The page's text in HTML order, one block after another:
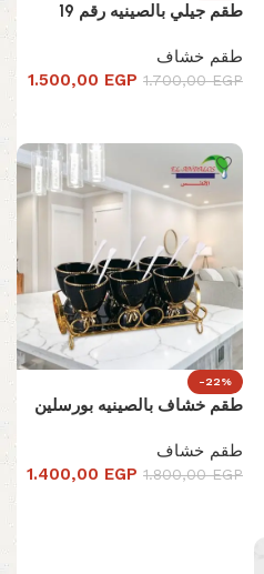
طقم جيلي بالصينيه رقم 19
طقم خشاف
1.700,00EGP
1.500,00 EGP
-22%
طقم خشاف بالصينيه بورسلين
طقم خشاف
1.800,00EGP
1.400,00 EGP